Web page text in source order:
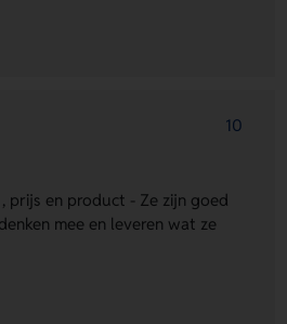
10
prijs en product - Ze zijn goed
mee en leveren wat ze